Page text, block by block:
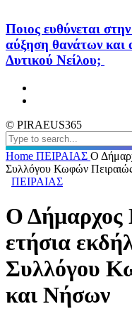
Ποιος ευθύνεται
αύξηση θανάτων και
Δυτικού Νείλου;
© PIRAEUS365
Home ΠΕΙΡΑΙΑΣ Ο
Συλλόγου Κωφών
ΠΕΙΡΑΙΑΣ
Ο Δήμαρχος
ετήσια
Συλλόγου
και Νήσων